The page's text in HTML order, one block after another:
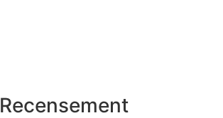
Recensement